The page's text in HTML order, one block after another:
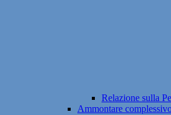
Relazione sulla
Ammontare